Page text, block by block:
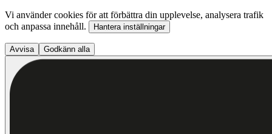
Vi använder cookies för att förbättra din upplevelse, analysera trafik
och anpassa innehåll.
Hantera inställningar
Avvisa Godkänn alla